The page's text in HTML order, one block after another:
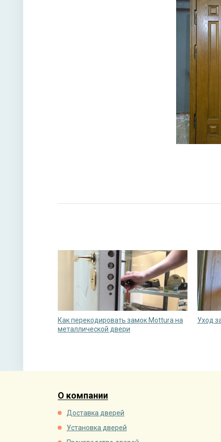
Угол
Как перекодировать замок Mottura на
металлической двери
Уход
О компании
Доставка дверей
Установка дверей